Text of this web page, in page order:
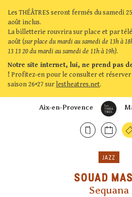
Les THÉÂTRES seront fermés du samedi
août inclus.
La billetterie rouvrira sur place et par
août (sur place du mardi au samedi de 13h à
13 13 20 du mardi au samedi de 11h à 19h).
Notre site internet, lui, ne prend pas
! Profitez-en pour le consulter et
saison 26•27 sur lestheatres.net.
Aix-en-Provence
JAZZ
SOUAD
Sequana